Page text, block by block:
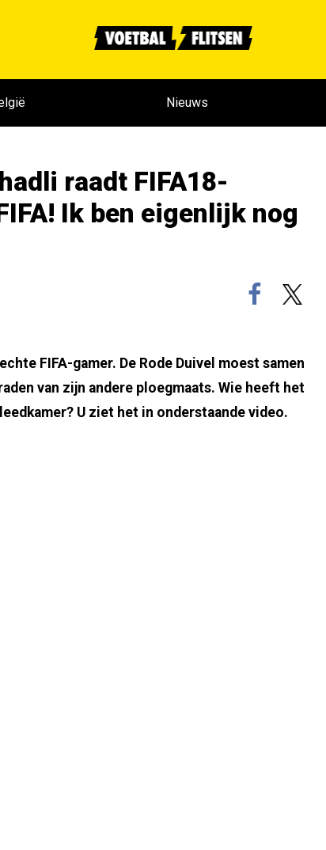
Nieuws
raadt FIFA18-
Ik ben eigenlijk nog
FIFA-gamer. De Rode Duivel moest samen
van zijn andere ploegmaats. Wie heeft het
U ziet het in onderstaande video.